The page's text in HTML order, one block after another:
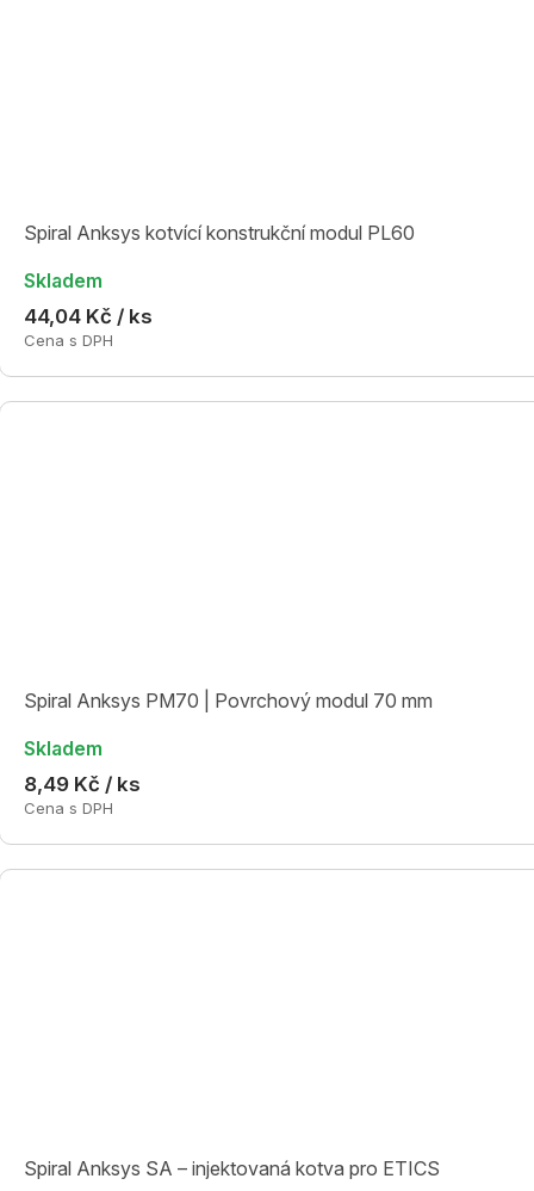
Spiral Anksys kotvící konstrukční modul PL60
Skladem
44,04 Kč / ks
Cena s DPH
Spiral Anksys PM70 | Povrchový modul 70 mm
Skladem
8,49 Kč / ks
Cena s DPH
Spiral Anksys SA – injektovaná kotva pro ETICS